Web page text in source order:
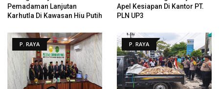
Pemadaman Lanjutan
Karhutla Di Kawasan Hiu Putih
Apel Kesiapan Di Kantor PT.
PLN UP3
P. RAYA P. RAYA